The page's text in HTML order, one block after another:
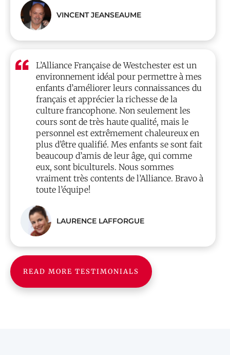
VINCENT JEANSEAUME
L’Alliance Française de Westchester est un
environnement idéal pour permettre à mes
enfants d’améliorer leurs connaissances du
français et apprécier la richesse de la
culture francophone. Non seulement les
cours sont de très haute qualité, mais le
personnel est extrêmement chaleureux en
plus d’être qualifié. Mes enfants se sont fait
beaucoup d’amis de leur âge, qui comme
eux, sont biculturels. Nous sommes
vraiment très contents de l’Alliance. Bravo à
toute l’équipe!
LAURENCE LAFFORGUE
READ MORE TESTIMONIALS